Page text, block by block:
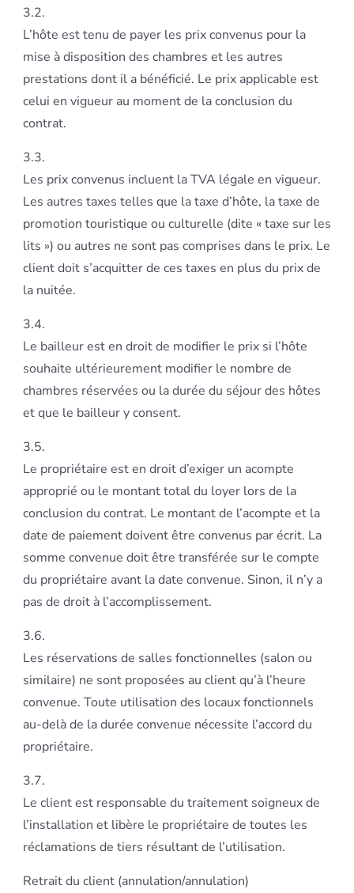
3.2.
L’hôte est tenu de payer les prix convenus pour la
mise à disposition des chambres et les autres
prestations dont il a bénéficié. Le prix applicable est
celui en vigueur au moment de la conclusion du
contrat.
3.3.
Les prix convenus incluent la TVA légale en vigueur.
Les autres taxes telles que la taxe d’hôte, la taxe de
promotion touristique ou culturelle (dite « taxe sur les
lits ») ou autres ne sont pas comprises dans le prix. Le
client doit s’acquitter de ces taxes en plus du prix de
la nuitée.
3.4.
Le bailleur est en droit de modifier le prix si l’hôte
souhaite ultérieurement modifier le nombre de
chambres réservées ou la durée du séjour des hôtes
et que le bailleur y consent.
3.5.
Le propriétaire est en droit d’exiger un acompte
approprié ou le montant total du loyer lors de la
conclusion du contrat. Le montant de l’acompte et la
date de paiement doivent être convenus par écrit. La
somme convenue doit être transférée sur le compte
du propriétaire avant la date convenue. Sinon, il n’y a
pas de droit à l’accomplissement.
3.6.
Les réservations de salles fonctionnelles (salon ou
similaire) ne sont proposées au client qu’à l’heure
convenue. Toute utilisation des locaux fonctionnels
au-delà de la durée convenue nécessite l’accord du
propriétaire.
3.7.
Le client est responsable du traitement soigneux de
l’installation et libère le propriétaire de toutes les
réclamations de tiers résultant de l’utilisation.
Retrait du client (annulation/annulation)